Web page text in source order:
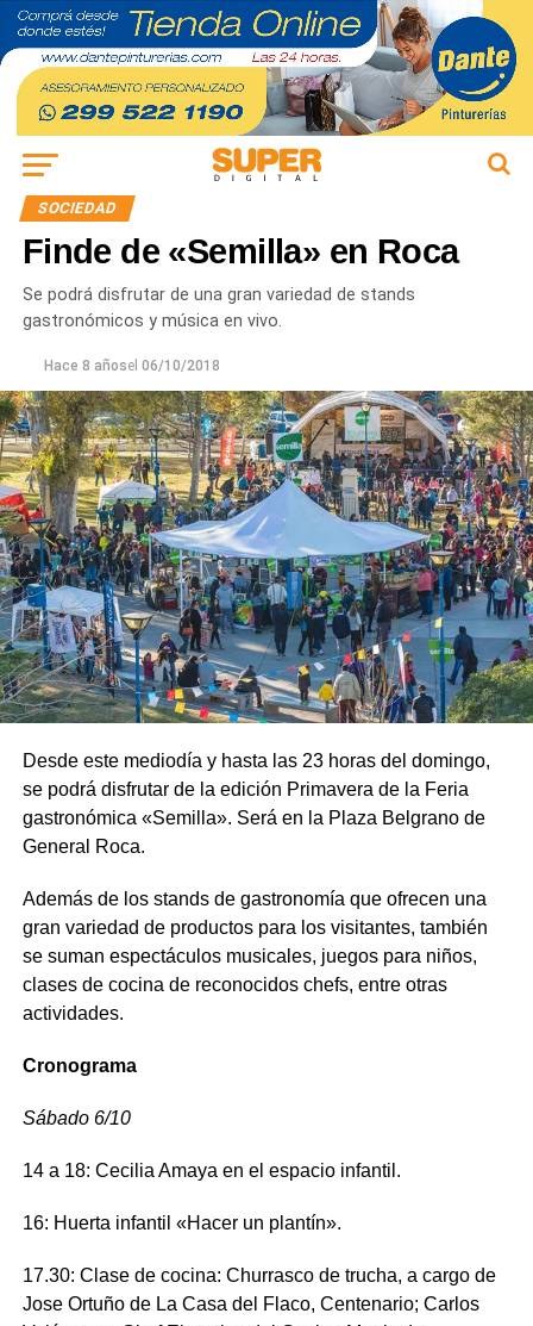
SOCIEDAD
Finde de «Semilla» en Roca
Se podrá disfrutar de una gran variedad de stands
gastronómicos y música en vivo.
Hace 8 añosel 06/10/2018
Desde este mediodía y hasta las 23 horas del domingo,
se podrá disfrutar de la edición Primavera de la Feria
gastronómica «Semilla». Será en la Plaza Belgrano de
General Roca.
Además de los stands de gastronomía que ofrecen una
gran variedad de productos para los visitantes, también
se suman espectáculos musicales, juegos para niños,
clases de cocina de reconocidos chefs, entre otras
actividades.
Cronograma
Sábado 6/10
14 a 18: Cecilia Amaya en el espacio infantil.
16: Huerta infantil «Hacer un plantín».
17.30: Clase de cocina: Churrasco de trucha, a cargo de
Jose Ortuño de La Casa del Flaco, Centenario; Carlos